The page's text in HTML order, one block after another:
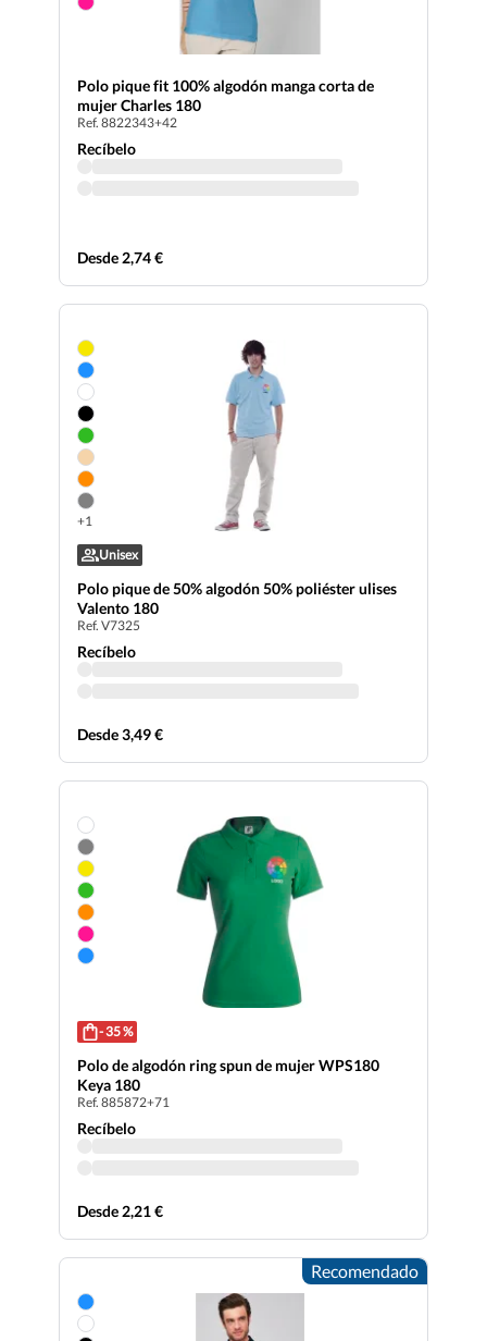
Polo pique fit 100% algodón manga corta de
mujer Charles 180
Ref. 8822343+42
Recíbelo
Desde 2,74 €
+1
Unisex
Polo pique de 50% algodón 50% poliéster ulises
Valento 180
Ref. V7325
Recíbelo
Desde 3,49 €
- 35 %
Polo de algodón ring spun de mujer WPS180
Keya 180
Ref. 885872+71
Recíbelo
Desde 2,21 €
Recomendado